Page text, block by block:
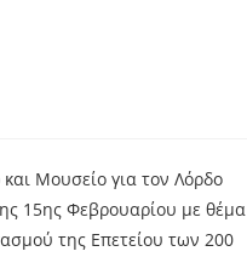
Μουσείο για τον Λόρδο
15ης Φεβρουαρίου με θέμα
της Επετείου των 200